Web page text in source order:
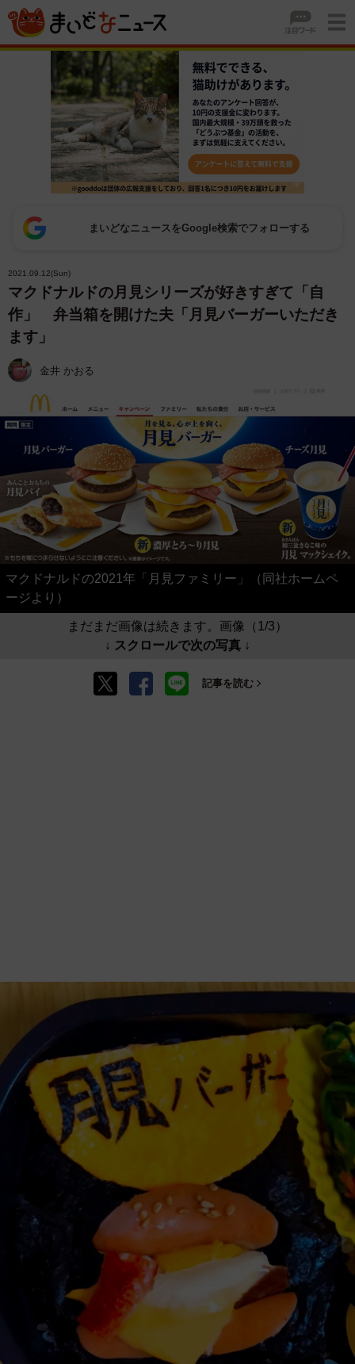
まいどなニュースをGoogle検索でフォローする
2021.09.12(Sun)
マクドナルドの月見シリーズが好きすぎて「自
作」 弁当箱を開けた夫「月見バーガーいただき
ます」
金井 かおる
マクドナルドの2021年「月見ファミリー」（同社ホームペ
ージより）
まだまだ画像は続きます。画像（1/3）
↓ スクロールで次の写真 ↓
記事を読む